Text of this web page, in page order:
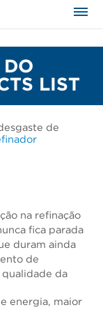
DO
LIST
de
na refinação
fica parada
duram ainda
de
qualidade da
energia, maior